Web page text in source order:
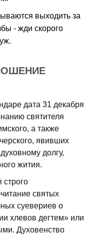
выходить за
- жди скорого
дата 31 декабря
святителя
а также
явивших
долгу,
жития.
святых
суевериев о
хлевов дегтем» или
Духовенство